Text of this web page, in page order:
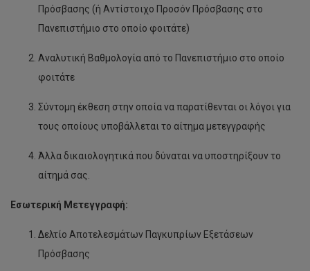
Πρόσβασης (ή Αντίστοιχο Προσόν Πρόσβασης στο
Πανεπιστήμιο στο οποίο φοιτάτε)
Αναλυτική Βαθμολογία από το Πανεπιστήμιο στο οποίο
φοιτάτε
Σύντομη έκθεση στην οποία να παρατίθενται οι λόγοι για
τους οποίους υποβάλλεται το αίτημα μετεγγραφής
Άλλα δικαιολογητικά που δύναται να υποστηρίξουν το
αίτημά σας.
Εσωτερική Μετεγγραφή:
Δελτίο Αποτελεσμάτων Παγκυπρίων Εξετάσεων
Πρόσβασης